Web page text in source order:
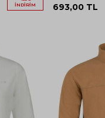
İNDIRIM
693,00 TL